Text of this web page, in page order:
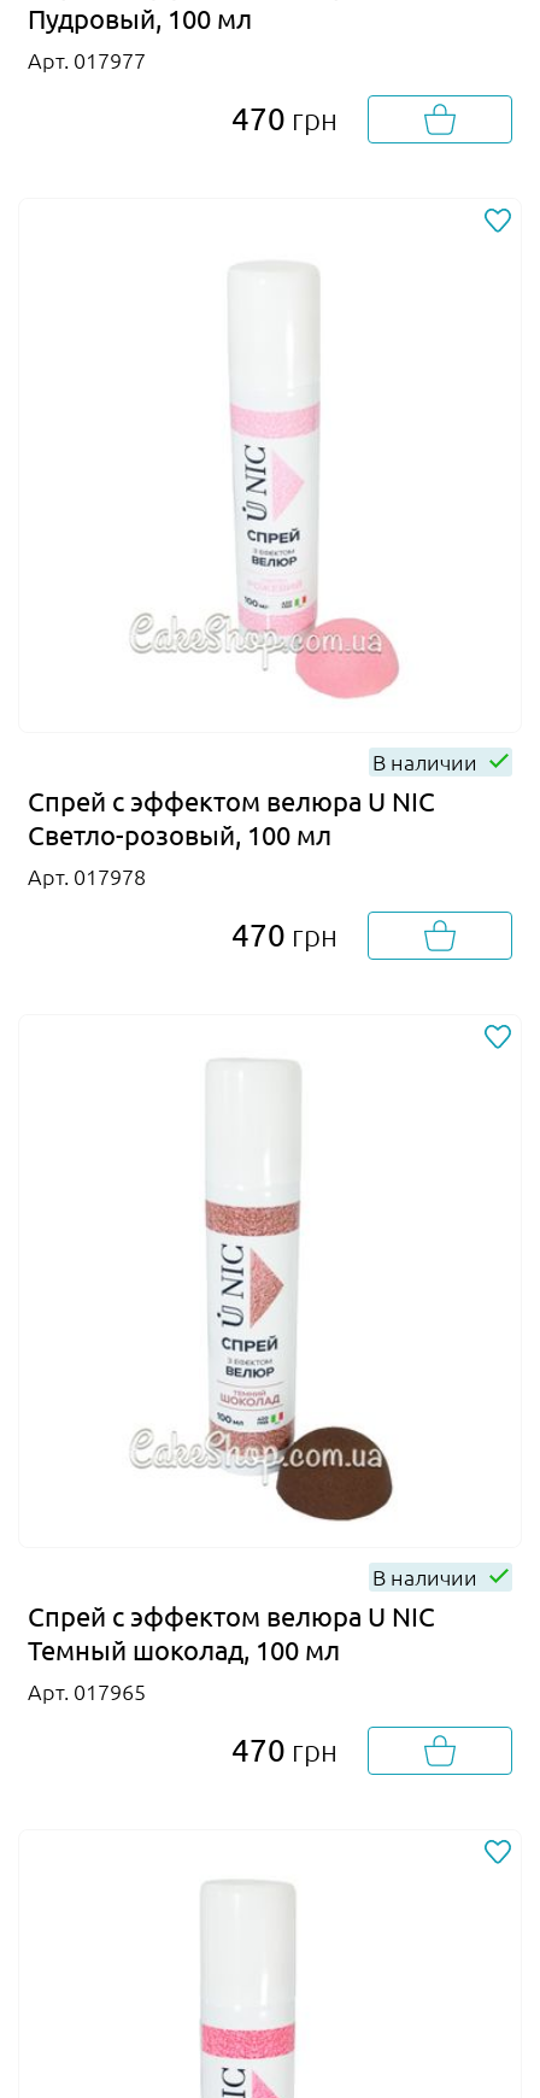
Пудровый, 100 мл
Арт. 017977
470 грн
В наличии
Спрей с эффектом велюра U NIC
Светло-розовый, 100 мл
Арт. 017978
470 грн
В наличии
Спрей с эффектом велюра U NIC
Темный шоколад, 100 мл
Арт. 017965
470 грн